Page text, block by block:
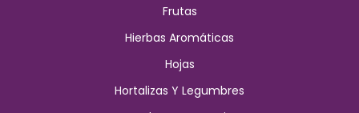
Frutas
Hierbas Aromáticas
Hojas
Hortalizas Y Legumbres